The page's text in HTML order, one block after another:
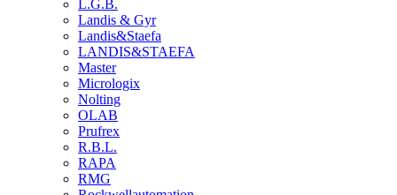
L.G.B.
Landis & Gyr
Landis&Staefa
LANDIS&STAEFA
Master
Micrologix
Nolting
OLAB
Prufrex
R.B.L.
RAPA
RMG